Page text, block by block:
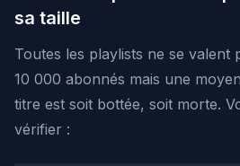
sa taille
Toutes les playlists ne se valent
10 000 abonnés mais une
titre est soit bottée, soit morte.
vérifier :